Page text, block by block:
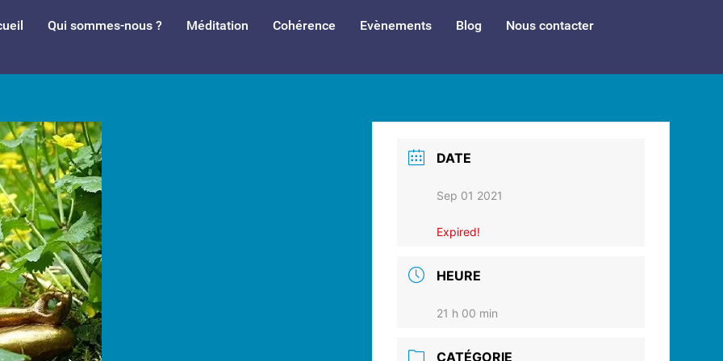
Qui sommes-nous ? Méditation Cohérence Evènements Blog Nous contacter
DATE
Sep 01 2021
Expired!
HEURE
21 h 00 min
CATÉGORIE